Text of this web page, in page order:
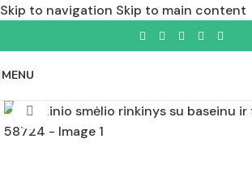
Skip to navigation Skip to main content
MENU
Padidinti nuotrauką